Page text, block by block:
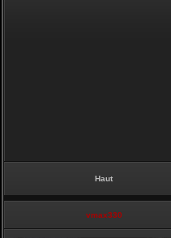
Haut
vmax330